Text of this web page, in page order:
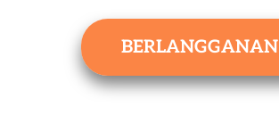
BERLANGGANAN